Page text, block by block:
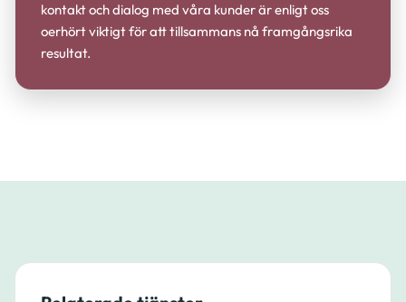
kontakt och dialog med våra kunder är enligt oss
oerhört viktigt för att tillsammans nå framgångsrika
resultat.